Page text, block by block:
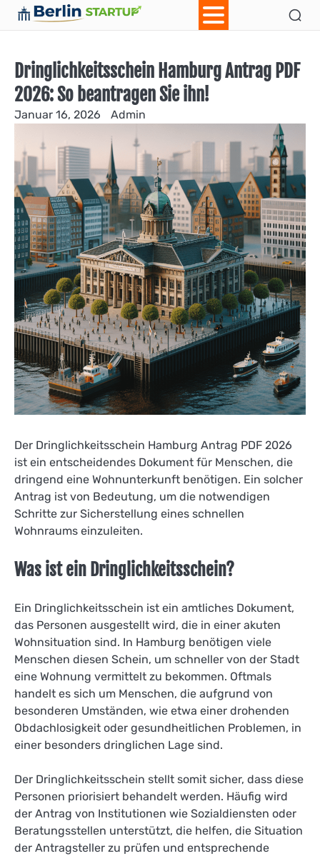
Skip
Dringlichkeitsschein Hamburg Antrag PDF
2026: So beantragen Sie ihn!
Januar 16, 2026 Admin
Der Dringlichkeitsschein Hamburg Antrag PDF 2026
ist ein entscheidendes Dokument für Menschen, die
dringend eine Wohnunterkunft benötigen. Ein solcher
Antrag ist von Bedeutung, um die notwendigen
Schritte zur Sicherstellung eines schnellen
Wohnraums einzuleiten.
Was ist ein Dringlichkeitsschein?
Ein Dringlichkeitsschein ist ein amtliches Dokument,
das Personen ausgestellt wird, die in einer akuten
Wohnsituation sind. In Hamburg benötigen viele
Menschen diesen Schein, um schneller von der Stadt
eine Wohnung vermittelt zu bekommen. Oftmals
handelt es sich um Menschen, die aufgrund von
besonderen Umständen, wie etwa einer drohenden
Obdachlosigkeit oder gesundheitlichen Problemen, in
einer besonders dringlichen Lage sind.
Der Dringlichkeitsschein stellt somit sicher, dass diese
Personen priorisiert behandelt werden. Häufig wird
der Antrag von Institutionen wie Sozialdiensten oder
Beratungsstellen unterstützt, die helfen, die Situation
der Antragsteller zu prüfen und entsprechende